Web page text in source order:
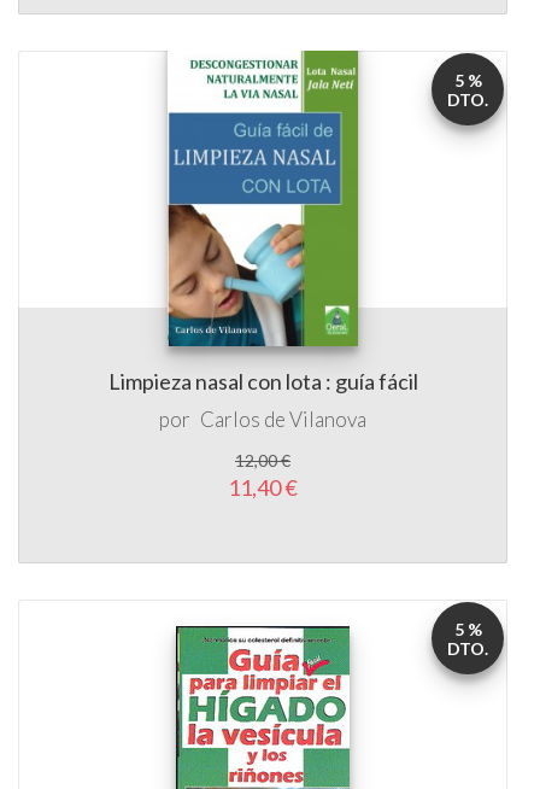
Limpieza nasal con lota : guía fácil
por Carlos de Vilanova
12,00 €
11,40 €
DTO.
DTO.